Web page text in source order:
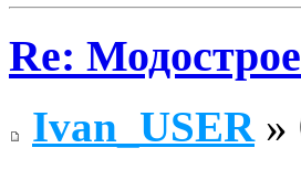
Re:
Ivan_USER»